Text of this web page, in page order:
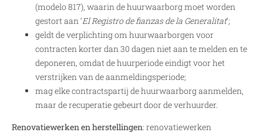
(modelo 817), waarin de huurwaarborg moet worden
gestort aan ‘El Registro de fianzas de la Generalitat‘;
geldt de verplichting om huurwaarborgen voor
contracten korter dan 30 dagen niet aan te melden en te
deponeren, omdat de huurperiode eindigt voor het
verstrijken van de aanmeldingsperiode;
mag elke contractspartij de huurwaarborg aanmelden,
maar de recuperatie gebeurt door de verhuurder.
Renovatiewerken en herstellingen: renovatiewerken